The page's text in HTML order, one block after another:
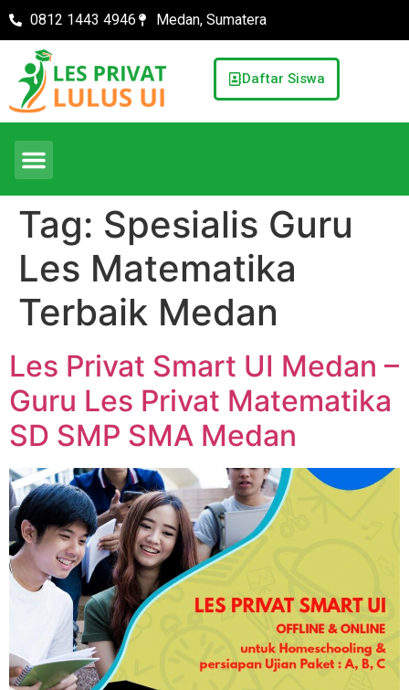
0812 1443 4946 Medan, Sumatera
Daftar Siswa
Tag: Spesialis Guru
Les Matematika
Terbaik Medan
Les Privat Smart UI Medan –
Guru Les Privat Matematika
SD SMP SMA Medan